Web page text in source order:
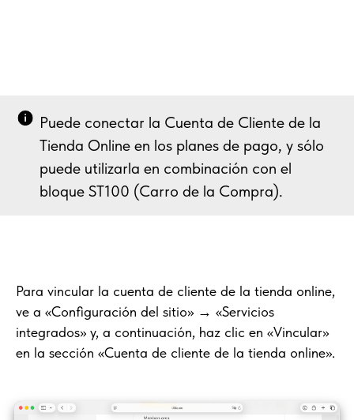
Puede conectar la Cuenta de Cliente de la
Tienda Online en los planes de pago, y sólo
puede utilizarla en combinación con el
bloque ST100 (Carro de la Compra).
Para vincular la cuenta de cliente de la tienda online,
ve a «Configuración del sitio» → «Servicios
integrados» y, a continuación, haz clic en «Vincular»
en la sección «Cuenta de cliente de la tienda online».